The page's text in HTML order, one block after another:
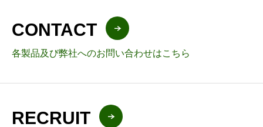
CONTACT
各製品及び弊社へのお問い合わせはこちら
RECRUIT